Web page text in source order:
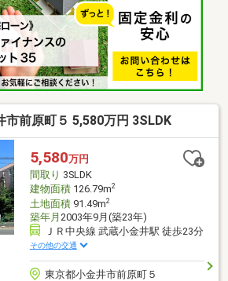
町公園 約80m 徒歩1分◎府中市立府中
歩7分◎府中市立府中第五中学校 約
市前原町５ 5,580万円 3SLDK
5,580万円
間取り 3SLDK
建物面積126.79m2
土地面積91.49m2
築年月 2003年9月(築23年)
ＪＲ中央線 武蔵小金井駅 徒歩23分
その他の交通
東京都小金井市前原町５